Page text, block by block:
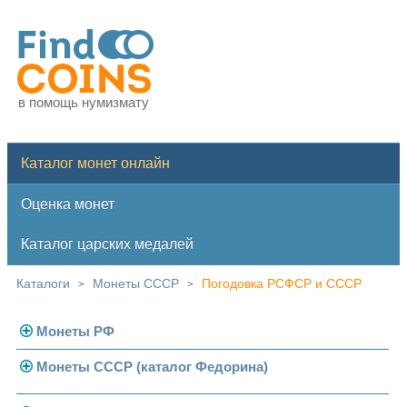
в помощь нумизмату
Каталог монет онлайн
Оценка монет
Каталог царских медалей
Каталоги > Монеты СССР > Погодовка РСФСР и СССР
Монеты РФ
Современная Россия
Монеты СССР (каталог Федорина)